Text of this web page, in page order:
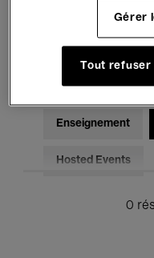
Musique
Pour tous
Enseignement
Hosted Events
0
Gérer
Tout refuser